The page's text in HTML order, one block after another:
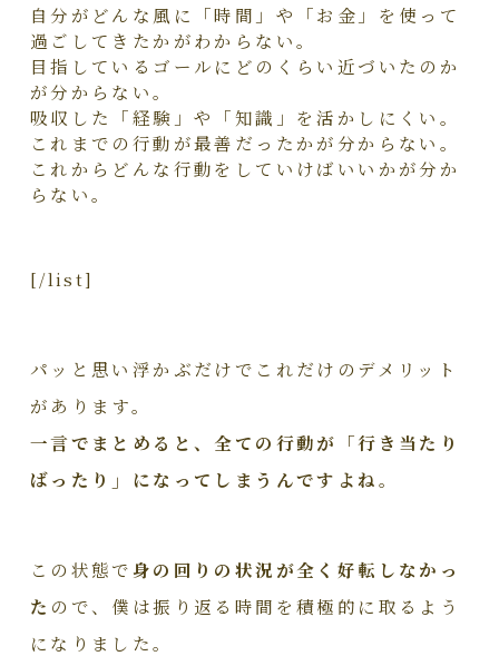
自分がどんな風に「時間」や「お金」を使って
過ごしてきたかがわからない。
目指しているゴールにどのくらい近づいたのか
が分からない。
吸収した「経験」や「知識」を活かしにくい。
これまでの行動が最善だったかが分からない。
これからどんな行動をしていけばいいかが分か
らない。
[/list]
パッと思い浮かぶだけでこれだけのデメリット
があります。
一言でまとめると、全ての行動が「行き当たり
ばったり」になってしまうんですよね。
この状態で身の回りの状況が全く好転しなかっ
た ので、僕は振り返る時間を積極的に取るよう
になりました。